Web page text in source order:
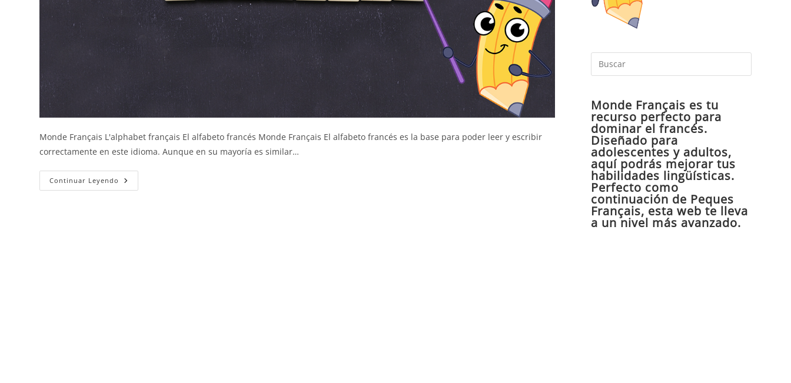
Monde Français L'alphabet français El alfabeto francés Monde Français El alfabeto francés es la base para poder leer y escribir
correctamente en este idioma. Aunque en su mayoría es similar…
Continuar Leyendo El
Alfabeto
Escape
Monde Français es tu
recurso perfecto para
dominar el francés.
Diseñado para
adolescentes y adultos,
aquí podrás mejorar tus
habilidades lingüísticas.
Perfecto como
continuación de Peques
Français, esta web te lleva
a un nivel más avanzado.